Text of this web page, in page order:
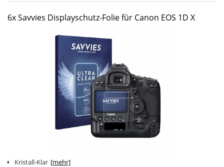
6x Savvies Displayschutz-Folie für Canon EOS 1D X
Kristall-Klar [mehr]